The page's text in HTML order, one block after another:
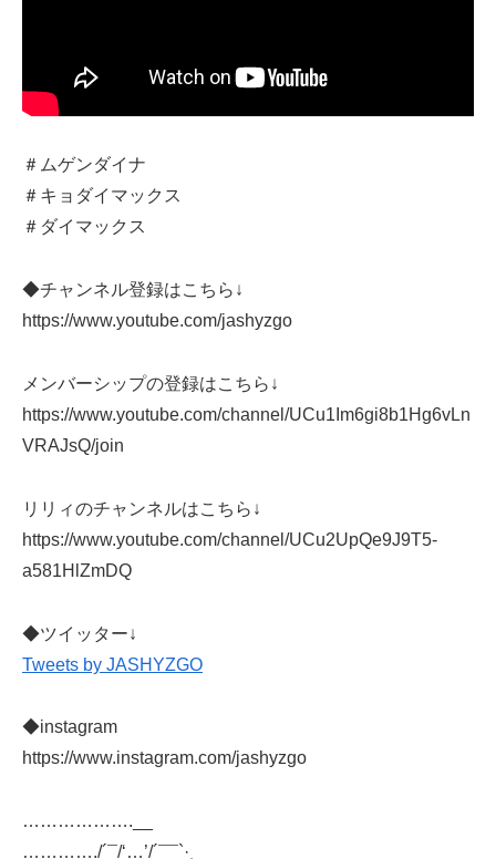
＃ムゲンダイナ
＃キョダイマックス
＃ダイマックス
◆チャンネル登録はこちら↓
https://www.youtube.com/jashyzgo
メンバーシップの登録はこちら↓
https://www.youtube.com/channel/UCu1Im6gi8b1Hg6vLn
VRAJsQ/join
リリィのチャンネルはこちら↓
https://www.youtube.com/channel/UCu2UpQe9J9T5-
a581HlZmDQ
◆ツイッター↓
Tweets by JASHYZGO
◆instagram
https://www.instagram.com/jashyzgo
……………….__
…………./´¯/‘…’/´¯¯`·¸